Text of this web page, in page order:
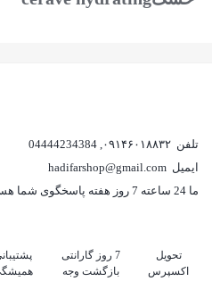
تلفن ۰۹۱۴۶۰۱۸۸۳۲,
04444234384
ایمیل hadifarshop@gmail.com
ما 24 ساعته 7 روز هفته پاسخگوی شما هستیم.
تحویل
اکسپرس
7 روز گارانتی
بازگشت وجه